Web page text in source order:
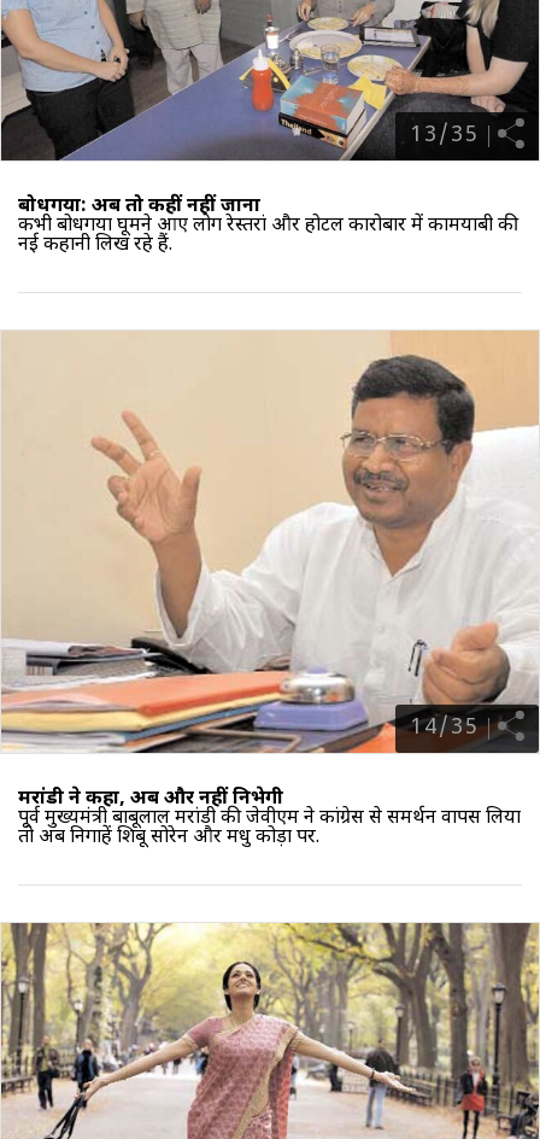
13/35
बोधगया: अब तो कहीं नहीं जाना
कभी बोधगया घूमने आए लोग रेस्तरां और होटल कारोबार में कामयाबी की
नई कहानी लिख रहे हैं.
14/35
मरांडी ने कहा, अब और नहीं निभेगी
पूर्व मुख्‍यमंत्रीबाबूलाल मरांडीकी जेवीएम ने कांग्रेस से समर्थन वापस लिया
तो अब निगाहें शिबू सोरेन और मधु कोड़ा पर.